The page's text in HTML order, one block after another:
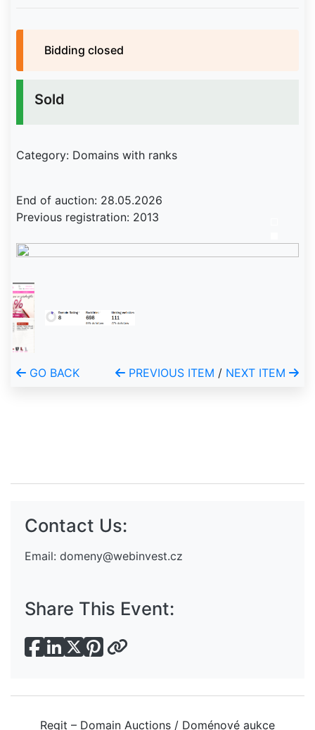
Bidding closed
Sold
Category: Domains with ranks
End of auction: 28.05.2026
Previous registration: 2013
GO BACK PREVIOUS ITEM / NEXT ITEM
Contact Us:
Email: domeny@webinvest.cz
Share This Event:
Regit – Domain Auctions / Doménové aukce